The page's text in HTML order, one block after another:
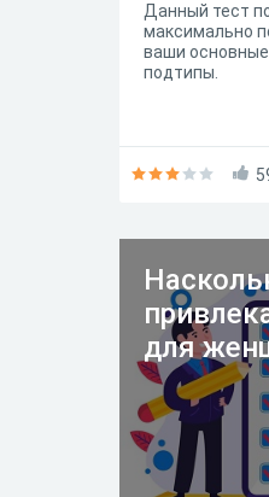
Данный тест
максимально
ваши
подтипы.
для